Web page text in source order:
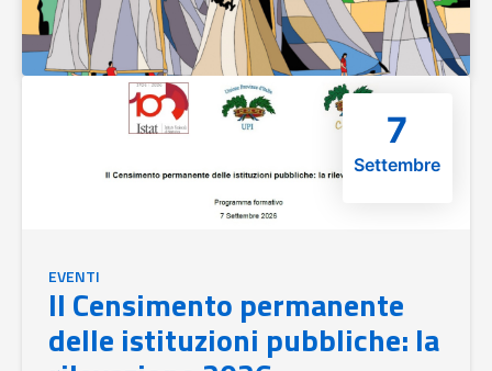
7
Settembre
EVENTI
Il Censimento permanente
delle istituzioni pubbliche: la